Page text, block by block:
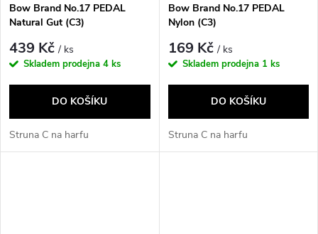
Bow Brand No.17 PEDAL
Natural Gut (C3)
439 Kč/ ks
Skladem prodejna 4 ks
DO KOŠÍKU
Struna C na harfu
Bow Brand No.17 PEDAL
Nylon (C3)
169 Kč/ ks
Skladem prodejna 1 ks
DO KOŠÍKU
Struna C na harfu